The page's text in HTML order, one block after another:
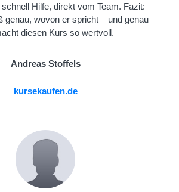
Hilfe, direkt vom Team. Fazit:
genau, wovon er spricht – und genau
diesen Kurs so wertvoll.
Andreas Stoffels
kursekaufen.de